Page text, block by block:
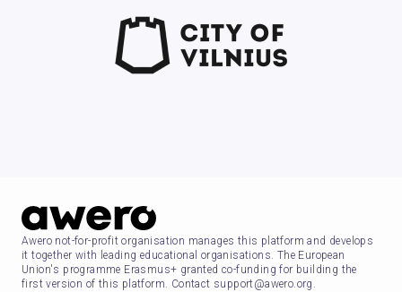
Awero not-for-profit organisation manages this platform and develops
it together with leading educational organisations. The European
Union's programme Erasmus+ granted co-funding for building the
first version of this platform. Contact support@awero.org.